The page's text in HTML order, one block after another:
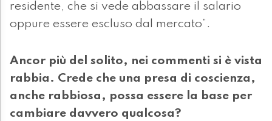
residente, che si vede abbassare il salario
oppure essere escluso dal mercato”.
Ancor più del solito, nei commenti si è vista
rabbia. Crede che una presa di coscienza,
anche rabbiosa, possa essere la base per
cambiare davvero qualcosa?